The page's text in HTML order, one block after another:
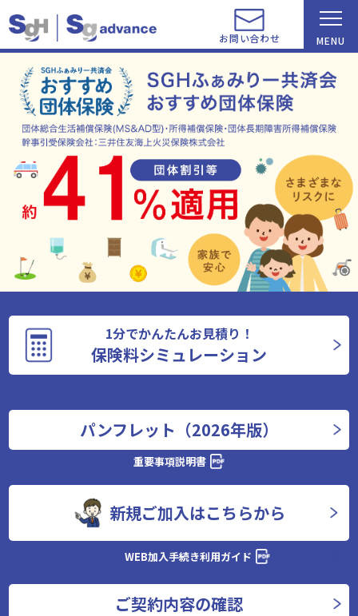
お問い合わせ MENU
1分でかんたんお見積り！
保険料シミュレーション
パンフレット（2026年版）
重要事項説明書
新規ご加入はこちらから
WEB加入手続き利用ガイド
ご契約内容の確認